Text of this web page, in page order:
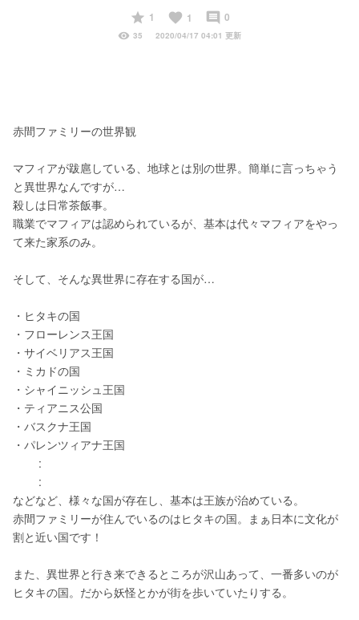
start
1 favorite 1 insert_comment 0
visibility 35 2020/04/17 04:01 更新
赤間ファミリーの世界観
マフィアが跋扈している、地球とは別の世界。簡単に言っちゃう
と異世界なんですが…
殺しは日常茶飯事。
職業でマフィアは認められているが、基本は代々マフィアをやっ
て来た家系のみ。
そして、そんな異世界に存在する国が…
・ヒタキの国
・フローレンス王国
・サイベリアス王国
・ミカドの国
・シャイニッシュ王国
・ティアニス公国
・バスクナ王国
・パレンツィアナ王国
        :
        :
などなど、様々な国が存在し、基本は王族が治めている。
赤間ファミリーが住んでいるのはヒタキの国。まぁ日本に文化が
割と近い国です！
また、異世界と行き来できるところが沢山あって、一番多いのが
ヒタキの国。だから妖怪とかが街を歩いていたりする。